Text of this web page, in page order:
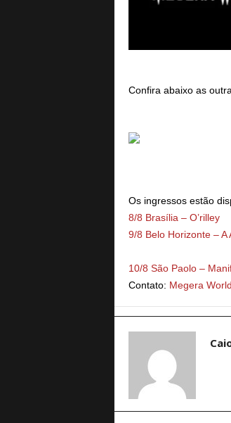
Confira abaixo as
Os ingressos estão
8/8 Brasília – O’rilley
9/8 Belo Horizonte – A
10/8 São Paolo –
Contato: Megera